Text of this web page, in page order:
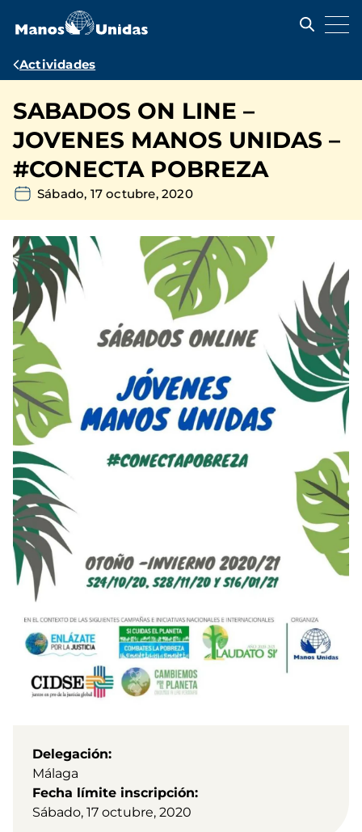
contenido
Ruta
navegación
Actividades
SABADOS ON LINE –
JOVENES MANOS UNIDAS –
#CONECTA POBREZA
Sábado, 17 octubre, 2020
Delegación
Málaga
Fecha límite inscripción
Sábado, 17 octubre, 2020